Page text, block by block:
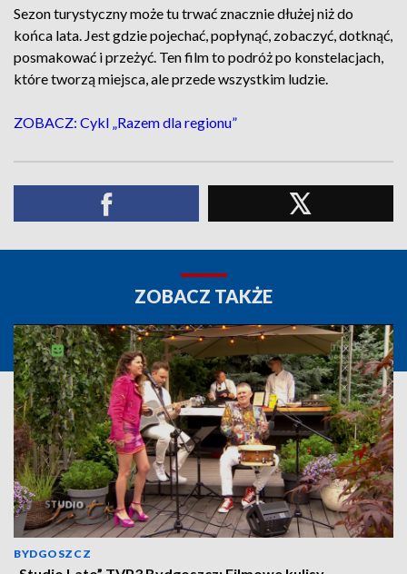
Sezon turystyczny może tu trwać znacznie dłużej niż do
końca lata. Jest gdzie pojechać, popłynąć, zobaczyć, dotknąć,
posmakować i przeżyć. Ten film to podróż po konstelacjach,
które tworzą miejsca, ale przede wszystkim ludzie.
ZOBACZ: Cykl „Razem dla regionu”
ZOBACZ TAKŻE
BYDGOSZCZ